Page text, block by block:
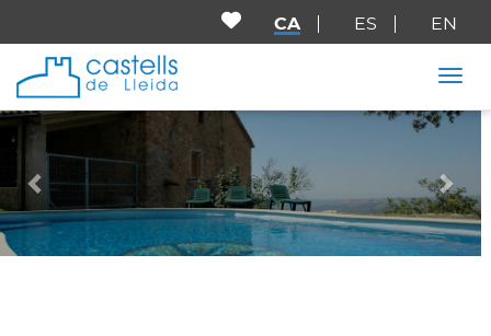
Anterior
CA ES EN